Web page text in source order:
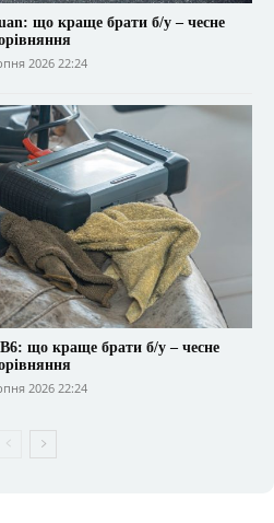
що краще брати б/у – чесне
2026 22:24
що краще брати б/у – чесне
2026 22:24